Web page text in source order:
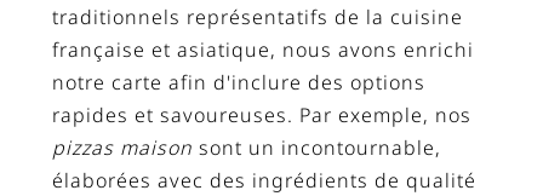
traditionnels représentatifs de la cuisine
française et asiatique, nous avons enrichi
notre carte afin d'inclure des options
rapides et savoureuses. Par exemple, nos
pizzas maison sont un incontournable,
élaborées avec des ingrédients de qualité